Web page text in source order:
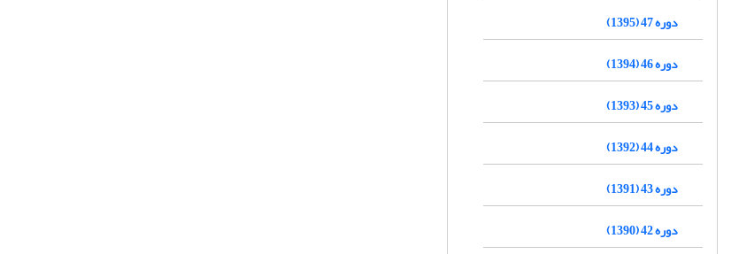
دوره 47 (1395)
دوره 46 (1394)
دوره 45 (1393)
دوره 44 (1392)
دوره 43 (1391)
دوره 42 (1390)